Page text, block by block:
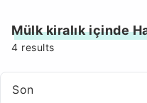
Mülk kiralık içinde
4 results
Son